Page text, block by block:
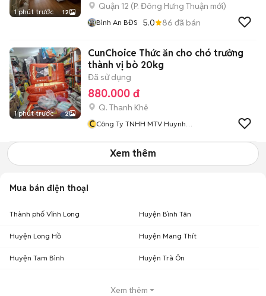
1 phút trước 12
Quận 12 (P. Đông Hưng Thuận mới)
Bình An BĐS 5.0 86 đã bán
1 phút trước 2
CunChoice Thức ăn cho chó trưởng
thành vị bò 20kg
Đã sử dụng
880.000 đ
Q. Thanh Khê
CCông Ty TNHH MTV Huynh
Xem thêm
Mua bán điện thoại
Thành phố Vĩnh Long Huyện Bình Tân
Huyện Long Hồ Huyện Mang Thít
Huyện Tam Bình Huyện Trà Ôn
Xem thêm